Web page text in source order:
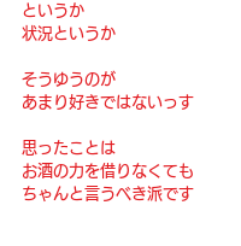
というか
状況というか
そうゆうのが
あまり好きではないっす
思ったことは
お酒の力を借りなくても
ちゃんと言うべき派です